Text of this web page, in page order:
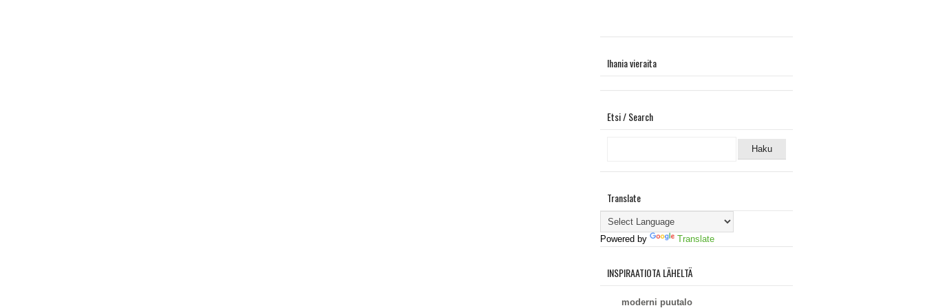
Ihania vieraita
Etsi / Search
Translate
Powered by Translate
INSPIRAATIOTA LÄHELTÄ
moderni puutalo